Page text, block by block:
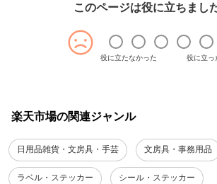
このページは役に立ちまし
役に立たなかった 役に立っ
楽天市場の関連ジャンル
日用品雑貨・文房具・手芸 文房具・事務用品
ラベル・ステッカー シール・ステッカー